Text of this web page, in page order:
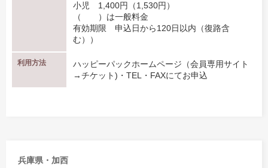
小児 1,400円（1,530円）
（ ）は一般料金
有効期限 申込日から120日以内（復路含
む））
利用方法
ハッピーパックホームページ（会員専用サイト
→チケット)・TEL・FAXにてお申込
兵庫県・加西